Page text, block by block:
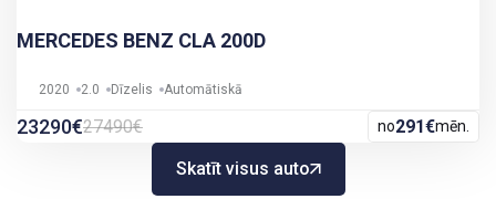
MERCEDES BENZ CLA 200D
2020 2.0 Dīzelis Automātiskā
23290€27490€ no291€mēn.
Skatīt visus auto